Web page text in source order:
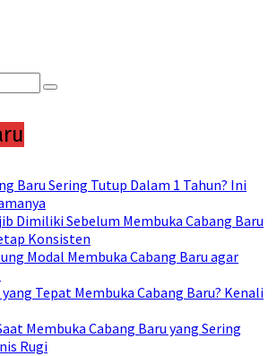
Search
Baru Sering Tutup Dalam 1 Tahun? Ini
Dimiliki Sebelum Membuka Cabang Baru
Konsisten
Modal Membuka Cabang Baru agar
Tepat Membuka Cabang Baru? Kenali
Membuka Cabang Baru yang Sering
Rugi